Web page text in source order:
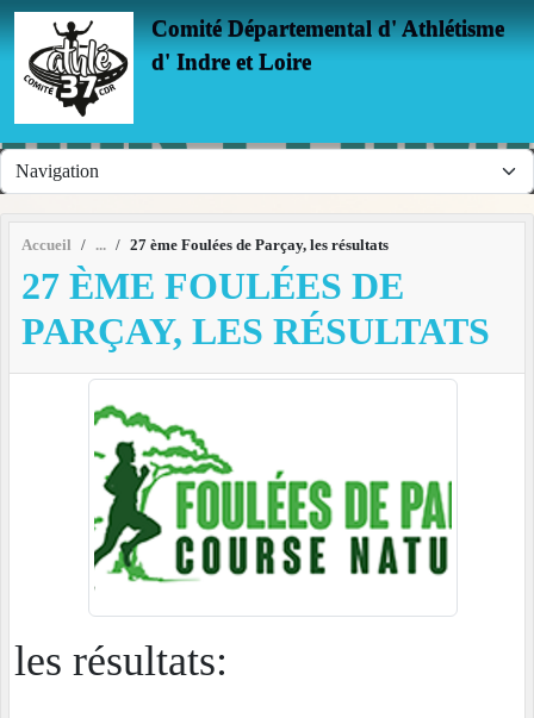
Comité Départemental d' Athlétisme
d' Indre et Loire
Accueil 27 ème Foulées de Parçay, les résultats
27 ÈME FOULÉES DE
PARÇAY, LES RÉSULTATS
les résultats:
Panneau de gestion des cookies